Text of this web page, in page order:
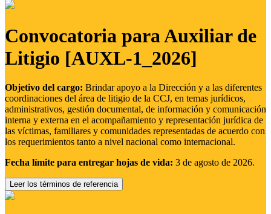
Convocatoria para Auxiliar de
Litigio [AUXL-1_2026]
Objetivo del cargo: Brindar apoyo a la Dirección y a las diferentes
coordinaciones del área de litigio de la CCJ, en temas jurídicos,
administrativos, gestión documental, de información y comunicación
interna y externa en el acompañamiento y representación jurídica de
las víctimas, familiares y comunidades representadas de acuerdo con
los requerimientos tanto a nivel nacional como internacional.
Fecha límite para entregar hojas de vida: 3 de agosto de 2026.
Leer los términos de referencia